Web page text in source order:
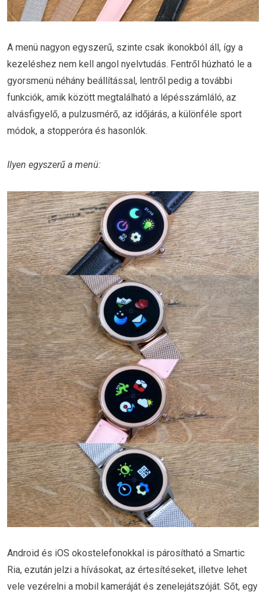
A menü nagyon egyszerű, szinte csak ikonokból áll, így a
kezeléshez nem kell angol nyelvtudás. Fentről húzható le a
gyorsmenü néhány beállítással, lentről pedig a további
funkciók, amik között megtalálható a lépésszámláló, az
alvásfigyelő, a pulzusmérő, az időjárás, a különféle sport
módok, a stopperóra és hasonlók.
Ilyen egyszerű a menü:
Android és iOS okostelefonokkal is párosítható a Smartic
Ria, ezután jelzi a hívásokat, az értesítéseket, illetve lehet
vele vezérelni a mobil kameráját és zenelejátszóját. Sőt, egy